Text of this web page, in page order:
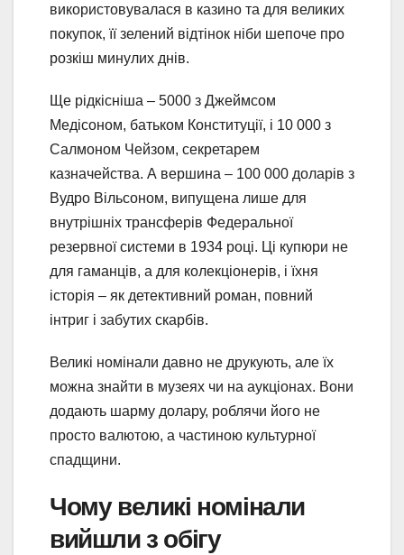
використовувалася в казино та для великих
покупок, її зелений відтінок ніби шепоче про
розкіш минулих днів.
Ще рідкісніша – 5000 з Джеймсом
Медісоном, батьком Конституції, і 10 000 з
Салмоном Чейзом, секретарем
казначейства. А вершина – 100 000 доларів з
Вудро Вільсоном, випущена лише для
внутрішніх трансферів Федеральної
резервної системи в 1934 році. Ці купюри не
для гаманців, а для колекціонерів, і їхня
історія – як детективний роман, повний
інтриг і забутих скарбів.
Великі номінали давно не друкують, але їх
можна знайти в музеях чи на аукціонах. Вони
додають шарму долару, роблячи його не
просто валютою, а частиною культурної
спадщини.
Чому великі номінали
вийшли з обігу